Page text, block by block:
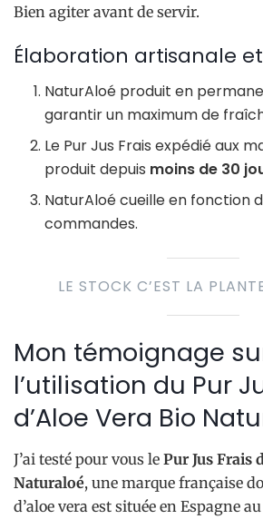
Bien agiter avant de servir.
Élaboration artisanale
NaturAloé produit en
garantir un maximum de
Le Pur Jus Frais expédié aux
produit depuis moins de 30
NaturAloé cueille en fonction
commandes.
LE STOCK C’EST LA
Mon témoignage
l’utilisation du Pur
d’Aloe Vera Bio
J’ai testé pour vous le Pur Jus Frais
Naturaloé, une marque française
d’aloe vera est située en Espagne